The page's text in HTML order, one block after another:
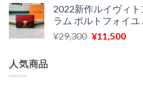
で
し
た。
で
す。
価
格
は
の
価
格
2022新作ルイヴィ
ラム ポルトフォイ
¥29,300 元
¥11,500現
人気商品